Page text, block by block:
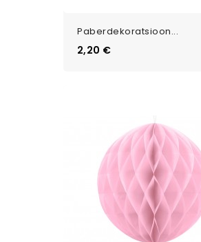
Paberdekoratsioon...
Цена
2,20 €